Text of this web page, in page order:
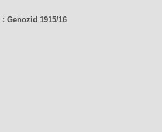
: Genozid 1915/16